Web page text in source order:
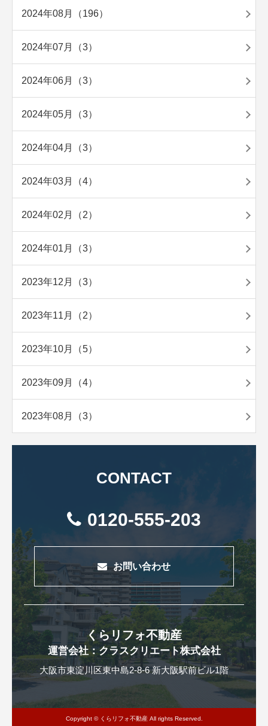
2024年08月（196）
2024年07月（3）
2024年06月（3）
2024年05月（3）
2024年04月（3）
2024年03月（4）
2024年02月（2）
2024年01月（3）
2023年12月（3）
2023年11月（2）
2023年10月（5）
2023年09月（4）
2023年08月（3）
CONTACT
0120-555-203
お問い合わせ
くらリフォ不動産
運営会社：クラスクリエート株式会社
大阪市東淀川区東中島2-8-6 新大阪駅前ビル1階
Copyright © くらリフォ不動産 All rights Reserved.